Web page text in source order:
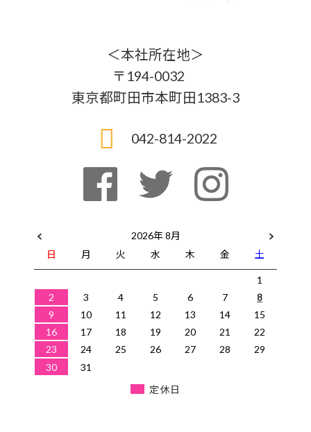
＜本社所在地＞
〒194-0032
東京都町田市本町田1383-3
042-814-2022
2026年 8月
日
月 火 水 木 金
土
1
2
3 4 5 6 7
8
9
10 11 12 13 14
15
16
17 18 19 20 21
22
23
24 25 26 27 28
29
30
31
定休日